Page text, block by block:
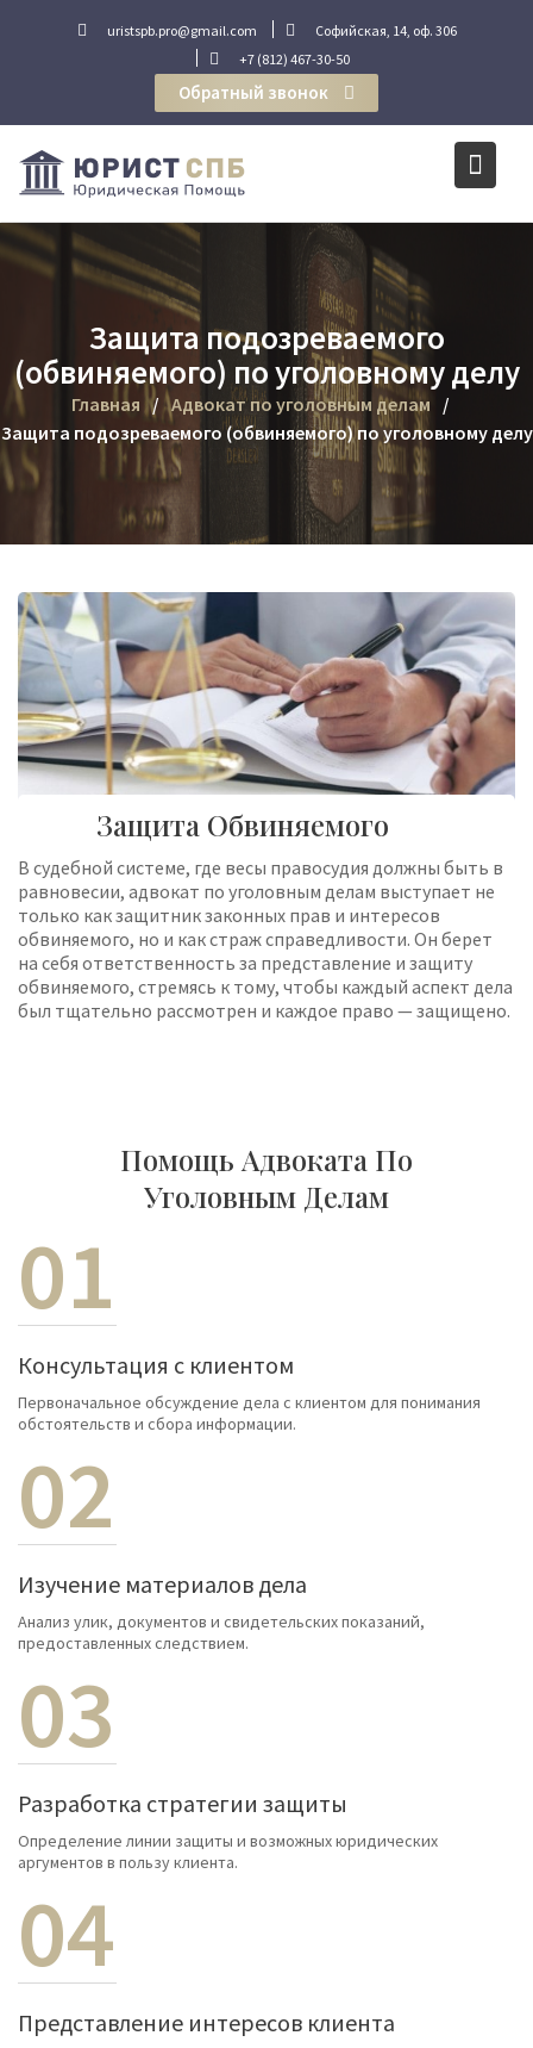
uristspb.pro@gmail.com
Софийская, 14, оф. 306
+7 (812) 467-30-50
Обратный звонок
Защита подозреваемого
(обвиняемого) по уголовному делу
Главная
Адвокат по уголовным делам
Защита подозреваемого (обвиняемого) по уголовному делу
Защита Обвиняемого
В судебной системе, где весы правосудия должны быть в
равновесии, адвокат по уголовным делам выступает не
только как защитник законных прав и интересов
обвиняемого, но и как страж справедливости. Он берет
на себя ответственность за представление и защиту
обвиняемого, стремясь к тому, чтобы каждый аспект дела
был тщательно рассмотрен и каждое право — защищено.
Помощь Адвоката По
Уголовным Делам
01
Консультация с клиентом
Первоначальное обсуждение дела с клиентом для понимания
обстоятельств и сбора информации.
02
Изучение материалов дела
Анализ улик, документов и свидетельских показаний,
предоставленных следствием.
03
Разработка стратегии защиты
Определение линии защиты и возможных юридических
аргументов в пользу клиента.
04
Представление интересов клиента